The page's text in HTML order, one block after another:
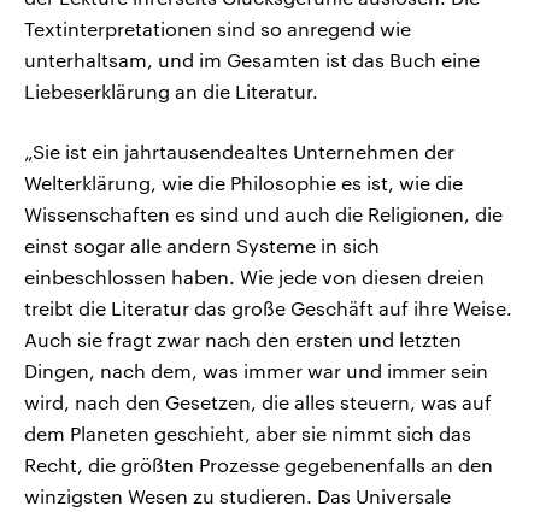
Textinterpretationen sind so anregend wie
unterhaltsam, und im Gesamten ist das Buch eine
Liebeserklärung an die Literatur.
„Sie ist ein jahrtausendealtes Unternehmen der
Welterklärung, wie die Philosophie es ist, wie die
Wissenschaften es sind und auch die Religionen, die
einst sogar alle andern Systeme in sich
einbeschlossen haben. Wie jede von diesen dreien
treibt die Literatur das große Geschäft auf ihre Weise.
Auch sie fragt zwar nach den ersten und letzten
Dingen, nach dem, was immer war und immer sein
wird, nach den Gesetzen, die alles steuern, was auf
dem Planeten geschieht, aber sie nimmt sich das
Recht, die größten Prozesse gegebenenfalls an den
winzigsten Wesen zu studieren. Das Universale